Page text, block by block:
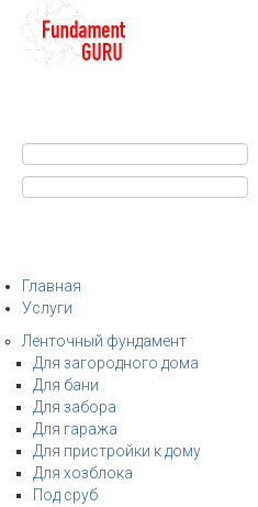
Главная
Услуги
Ленточный фундамент
Для загородного дома
Для бани
Для забора
Для гаража
Для пристройки к дому
Для хозблока
Под сруб